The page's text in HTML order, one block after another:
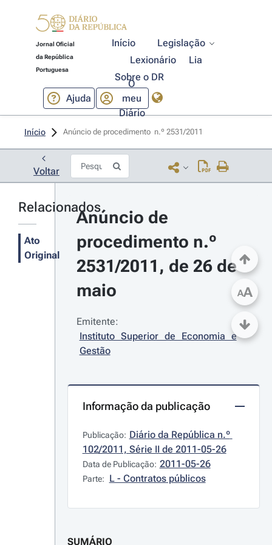
Jornal Oficial
da República
Portuguesa
Início
Legislação
Lexionário
Lia
Sobre o DR
Ajuda
O
meu
Diário
Início Anúncio de procedimento  n.º 2531/2011
Voltar
Relacionados
Ato
Original
Anúncio de
procedimento n.º
2531/2011, de 26 de
maio
Emitente:
Instituto Superior de Economia e
Gestão
Informação da publicação
Publicação: Diário da República n.º
102/2011, Série II de 2011-05-26
Data de Publicação: 2011-05-26
Parte: L - Contratos públicos
SUMÁRIO
AA